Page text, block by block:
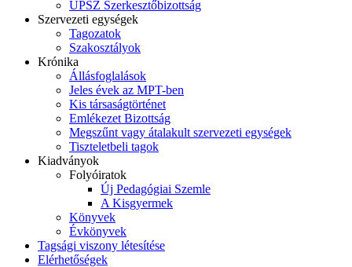
ÚPSZ Szerkesztőbizottság
Szervezeti egységek
Tagozatok
Szakosztályok
Krónika
Állásfoglalások
Jeles évek az MPT-ben
Kis társaságtörténet
Emlékezet Bizottság
Megszűnt vagy átalakult szervezeti egységek
Tiszteletbeli tagok
Kiadványok
Folyóiratok
Új Pedagógiai Szemle
A Kisgyermek
Könyvek
Évkönyvek
Tagsági viszony létesítése
Elérhetőségek